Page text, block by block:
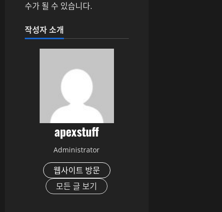
수가 될 수 있습니다.
작성자 소개
apexstuff
Administrator
웹사이트 방문
모든 글 보기